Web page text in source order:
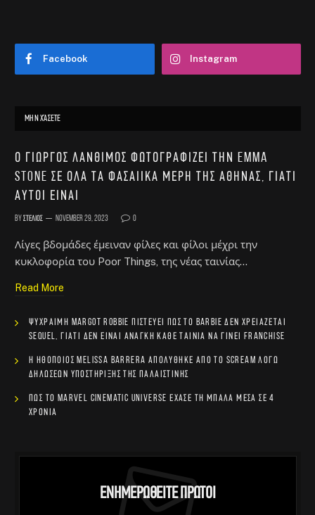
Facebook Instagram
ΜΗΝ ΧΆΣΕΤΕ
Ο Γιώργος Λάνθιμος φωτογραφίζει την Emma
Stone σε όλα τα φασαίικα μέρη της Αθήνας, γιατί
αυτοί είναι
ByΣτέλιος November 29, 2023 0
Λίγες βδομάδες έμειναν φίλες και φίλοι μέχρι την
κυκλοφορία του Poor Things, της νέας ταινίας…
Read More
Ψύχραιμη Margot Robbie πιστεύει πως το Barbie δεν χρειάζεται
sequel, γιατί δεν είναι ανάγκη κάθε ταινία να γίνει franchise
Η ηθοποιός Melissa Barrera απολύθηκε από το Scream λόγω
δηλώσεων υποστήριξης της Παλαιστίνης
Πώς το Marvel Cinematic Universe έχασε τη μπάλα μέσα σε 4
χρόνια
Ενημερωθείτε Πρώτοι